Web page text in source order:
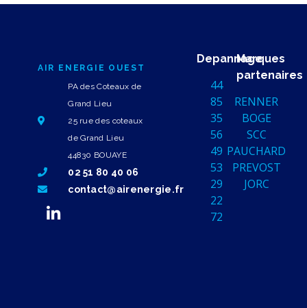
AIR ENERGIE OUEST
PA des Coteaux de
Grand Lieu
25 rue des coteaux
de Grand Lieu
44830 BOUAYE
02 51 80 40 06
contact@airenergie.fr
Depannage
44
85
35
56
49
53
29
22
72
Marques
partenaires
RENNER
BOGE
SCC
PAUCHARD
PREVOST
JORC